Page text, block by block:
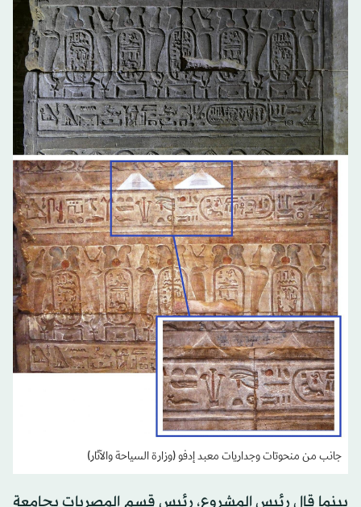
جانب من منحوتات وجداريات معبد إدفو (وزارة السياحة والآثار)
بينما قال رئيس المشروع، رئيس قسم المصريات بجامعة